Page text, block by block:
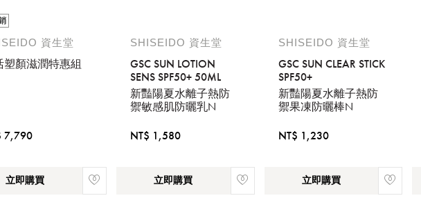
資生堂
塑顏滋潤特惠組
7,790
立即購買
SHISEIDO 資生堂
GSC SUN LOTION
SENS SPF50+ 50ML
新豔陽夏水離子熱防
禦敏感肌防曬乳N
NT$ 1,580
立即購買
SHISEIDO 資生堂
GSC SUN CLEAR STICK
SPF50+
新豔陽夏水離子熱防
禦果凍防曬棒N
NT$ 1,230
立即購買